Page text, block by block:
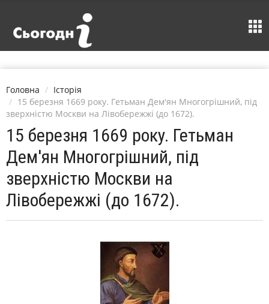
Головна
Історія
15 березня 1669 року. Гетьман Дем'ян Многогрішний, під
зверхністю Москви на Лівобережжі (до 1672).
15 березня 1669 року. Гетьман
Дем'ян Многогрішний, під
зверхністю Москви на
Лівобережжі (до 1672).